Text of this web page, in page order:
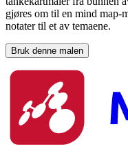
gjøres om til en mind map-
notater til et av temaene.
Bruk denne malen